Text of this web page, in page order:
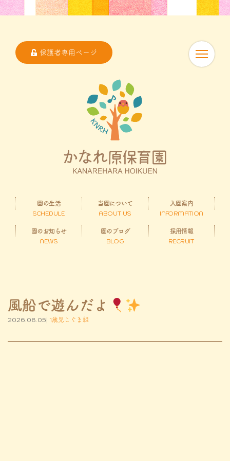
保護者専用ページ
園の生活
SCHEDULE
当園について
ABOUT US
入園案内
INFORMATION
園のお知らせ
NEWS
園のブログ
BLOG
採用情報
RECRUIT
風船で遊んだよ
2026.08.05| 1歳児こぐま組